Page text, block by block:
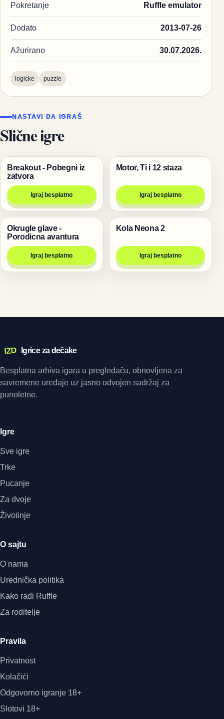
Pokretanje Ruffle emulator
Dodato 2013-07-26
Ažurirano 30.07.2026.
logicke puzzle
NASTAVI DA IGRAŠ
Slične igre
Igre
Breakout - Pobegni iz
zatvora
Igraj besplatno
Trke
Motor, Ti i 12 staza
Igraj besplatno
Igre
Okrugle glave -
Porodicna avantura
Igraj besplatno
Trke
Kola Neona 2
Igraj besplatno
IZD Igrice za dečake
Besplatna arhiva igara u pregledaču, obnovljena za
savremene uređaje uz jasno odvojen sadržaj za
punoletne.
Igre
Sve igre
Trke
Pucanje
Za dvoje
Životinje
O sajtu
O nama
Urednička politika
Kako radi Ruffle
Za roditelje
Pravila
Privatnost
Kolačići
Odgovorno igranje 18+
Slotovi 18+